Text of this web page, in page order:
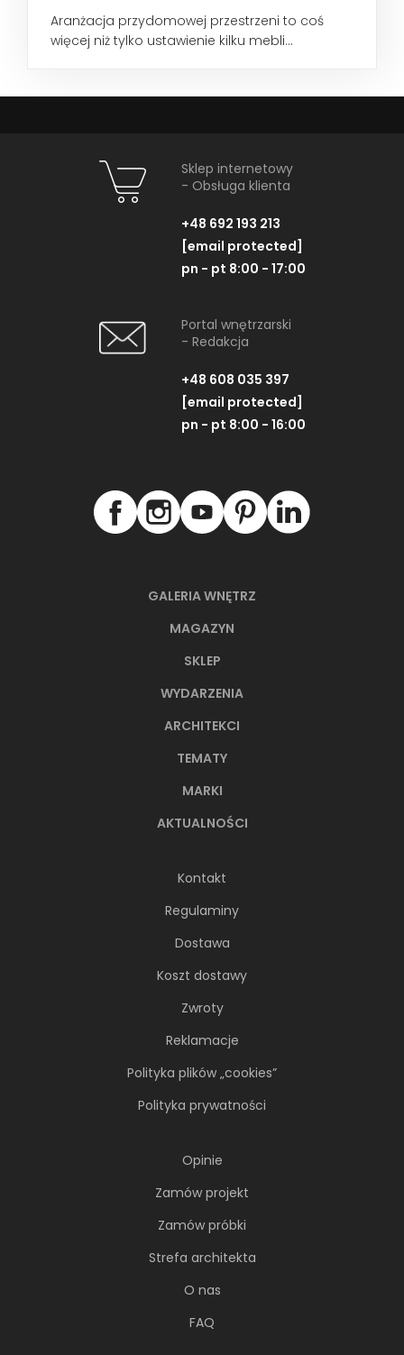
Aranżacja przydomowej przestrzeni to coś
więcej niż tylko ustawienie kilku mebli...
GALERIA WNĘTRZ
MAGAZYN
SKLEP
WYDARZENIA
ARCHITEKCI
TEMATY
MARKI
AKTUALNOŚCI
Kontakt
Regulaminy
Dostawa
Koszt dostawy
Zwroty
Reklamacje
Polityka plików „cookies”
Polityka prywatności
Opinie
Zamów projekt
Zamów próbki
Strefa architekta
O nas
FAQ
Sklep internetowy
- Obsługa klienta
+48 692 193 213
[email protected]
pn - pt 8:00 - 17:00
Portal wnętrzarski
- Redakcja
+48 608 035 397
[email protected]
pn - pt 8:00 - 16:00